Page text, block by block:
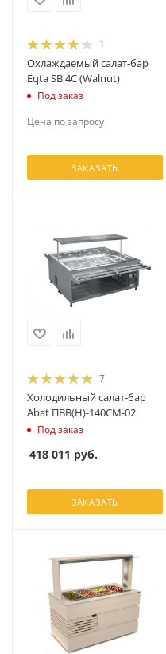
1
Охлаждаемый салат-бар
Eqta SB 4C (Walnut)
Под заказ
Цена по запросу
ЗАКАЗАТЬ
7
Холодильный салат-бар
Abat ПВВ(Н)-140СМ-02
Под заказ
418 011 руб.
ЗАКАЗАТЬ